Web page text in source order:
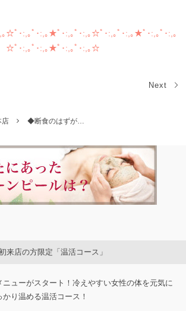
｡☆ﾟ･:,｡ﾟ･:,｡★ﾟ･:,｡ﾟ･:,｡☆ﾟ･:,｡ﾟ･:,｡★ﾟ･:,｡ﾟ･:,｡
☆ﾟ･:,｡ﾟ･:,｡★ﾟ･:,｡ﾟ･:,｡☆
Next
店 ◆断食のはずが…
来店の方限定「温活コース」
ニューがスタート！冷えやすい女性の体を元気に
り温める温活コース！